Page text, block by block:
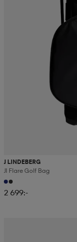
J LINDEBERG
Jl Flare Golf Bag
2 699:-